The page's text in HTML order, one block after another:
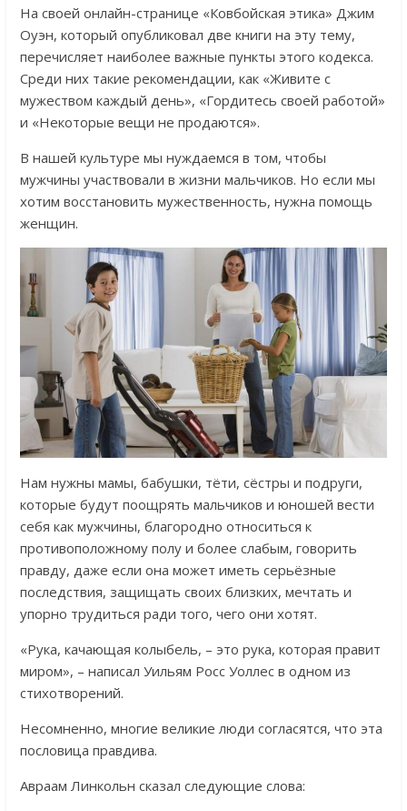
На своей онлайн-странице «Ковбойская этика» Джим
Оуэн, который опубликовал две книги на эту тему,
перечисляет наиболее важные пункты этого кодекса.
Среди них такие рекомендации, как «Живите с
мужеством каждый день», «Гордитесь своей работой»
и «Некоторые вещи не продаются».
В нашей культуре мы нуждаемся в том, чтобы
мужчины участвовали в жизни мальчиков. Но если мы
хотим восстановить мужественность, нужна помощь
женщин.
Нам нужны мамы, бабушки, тёти, сёстры и подруги,
которые будут поощрять мальчиков и юношей вести
себя как мужчины, благородно относиться к
противоположному полу и более слабым, говорить
правду, даже если она может иметь серьёзные
последствия, защищать своих близких, мечтать и
упорно трудиться ради того, чего они хотят.
«Рука, качающая колыбель, – это рука, которая правит
миром», – написал Уильям Росс Уоллес в одном из
стихотворений.
Несомненно, многие великие люди согласятся, что эта
пословица правдива.
Авраам Линкольн сказал следующие слова: